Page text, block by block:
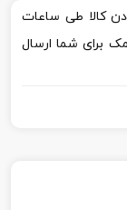
کالا طی ساعات
برای شما ارسال